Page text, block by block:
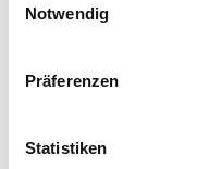
Datenschutzerklärung
Notwendig
Präferenzen
Statistiken
GFO Klinik Brühl
Ansprechpartner:
50321 Brühl